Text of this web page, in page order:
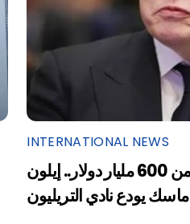
INTERNATIONAL NEWS
بعد خسارة أكثر من 600 مليار دولار.. إيلون
ماسك يودع نادي التريليون